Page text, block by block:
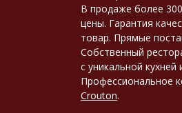
В продаже более
цены. Гарантия
товар. Прямые
Собственный
с уникальной
Профессиональное
Crouton.